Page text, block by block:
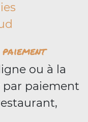
ou à la
par paiement